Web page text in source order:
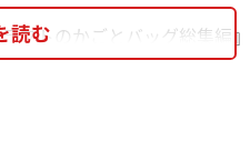
フトのかごとバッグ総集編』
ご希望の方は、申込時に書籍
座内では完成できない場合も
読む